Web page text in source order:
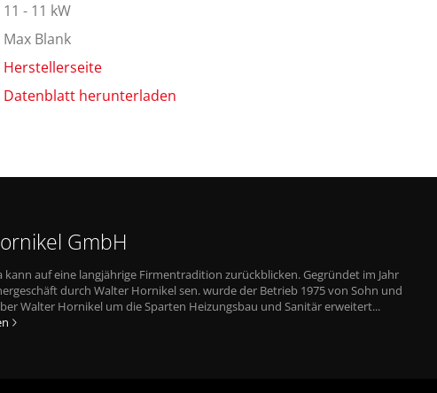
11 - 11 kW
Max Blank
Herstellerseite
Datenblatt herunterladen
GmbH
kann auf eine langjährige Firmentradition zurückblicken. Gegründet im Jahr
durch Walter Hornikel sen. wurde der Betrieb 1975 von Sohn und
Walter Hornikel um die Sparten Heizungsbau und Sanitär erweitert...